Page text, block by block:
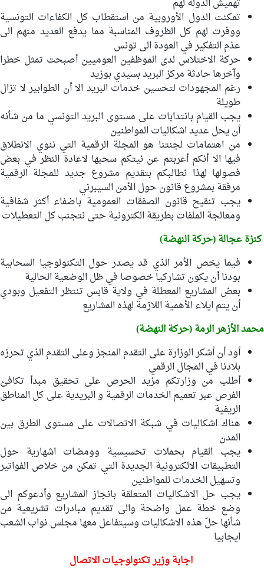
تهميش الدولة لهم
تمكنت الدول الأوروبية من استقطاب كل الكفاءات التونسية
ووفرت لهم كل الظروف المناسبة مما يدفع العديد منهم الى
عذم التفكير في العودة الى تونس
حركة الاختلاس لدى الموظفين العوميين أصبحت تمثل خطرا
وآخرها حادثة مركز البريد بسيدي بوزيد
رغم المجهودات لتحسين خدمات البريد الا أن الطوابير لا تزال
طويلة
يجب القيام بانتدابات على مستوى البريد التونسي ما من شأنه
أن يحل عديد اشكاليات المواطنين
من اهتمامات لجنتنا هو المجلة الرقمية التي ننوي الانطلاق
فيها الا أنكم أعربتم عن نيتكم سحبها لاعادة النظر في بعض
فصولها لهذا نطالبكم بتقديم مشروع جديد للمجلة الرقمية
مرفقة بمشروع قانون حول الأمن السيبرني
يجب تنقيح قانون الصفقات العمومية باضفاء أكثر شفافية
ومعالجة الملفات بطريقة الكترونية حتى نتجنب كل التعطيلات
كنزة عجالة (حركة النهضة)
فيما يخص الأمر الذي قد يصدر حول التكنولوجيا السحابية
بودنا أن يكون تشاركيا خصوصا في ظل الوضعية الحالية
بعض المشاريع المعطلة في ولاية قابس تنتظر التفعيل وبودي
أن يتم ايلاء الأهمية اللازمة لهذه المشاريع
محمد الأزهر الرمة (حركة النهضة)
أود أن أشكر الوزارة على التقدم المنجز وعلى التقدم الذي تحرزه
بلادنا في المجال الرقمي
أطلب من وزارتكم مزيد الحرص على تحقيق مبدأ تكافئ
الفرص عبر تعميم الخدمات الرقمية و البريدية على كل المناطق
الريفية
هناك اشكاليات في شبكة الاتصالات على مستوى الطرق بين
المدن
يجب القيام بحملات تحسيسية وومضات اشهارية حول
التطبيقات الالكترونية الجديدة التي تمكن من خلاص الفواتير
وتسهيل الخدمات للمواطنين
يجب حل الاشكاليات المتعلقة بانجاز المشاريع وأدعوكم الى
وضع خطة عمل واضحة والى تقديم مبادرات تشريعية من
شأنها حلّ هذه الاشكاليات وسيتفاعل معها مجلس نواب الشعب
ايجابيا
اجابة وزير تكنولوجيات الاتصال